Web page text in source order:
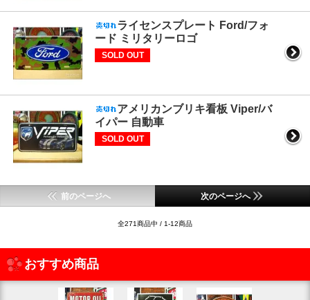
ライセンスプレート Ford/フォ
ード ミリタリーロゴ
SOLD OUT
アメリカンブリキ看板 Viper/バ
イパー 自動車
SOLD OUT
前のページへ 次のページへ
全271商品中 / 1-12商品
おすすめ商品